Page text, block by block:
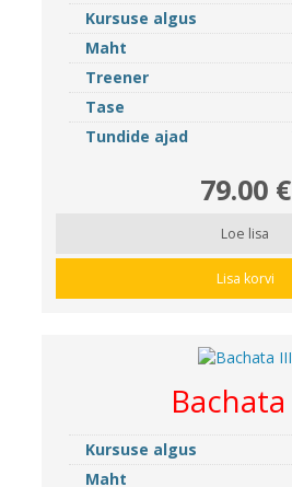
Kursuse algus
Maht
Treener
Tase
Tundide ajad
79.00 €
Loe lisa
Lisa korvi
Bachata
Kursuse algus
Maht